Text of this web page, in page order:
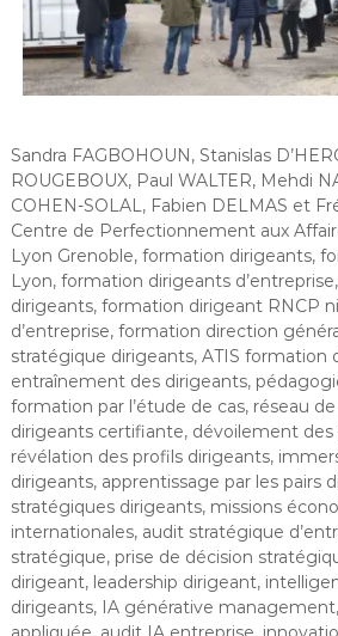
Sandra FAGBOHOUN, Stanislas
ROUGEBOUX, Paul WALTER, Mehdi
COHEN-SOLAL, Fabien DELMAS et
Centre de Perfectionnement aux
Lyon Grenoble, formation dirigeants,
Lyon, formation dirigeants
dirigeants, formation dirigeant RNCP
d’entreprise, formation direction
stratégique dirigeants, ATIS formation
entraînement des dirigeants,
formation par l’étude de cas, réseau
dirigeants certifiante, dévoilement des
révélation des profils dirigeants,
dirigeants, apprentissage par les pairs
stratégiques dirigeants, missions
internationales, audit stratégique
stratégique, prise de décision
dirigeant, leadership dirigeant,
dirigeants, IA générative